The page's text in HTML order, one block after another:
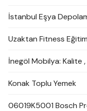
İstanbul Eşya
Uzaktan Fitness
İnegöl Mobilya: Kalite
Konak Toplu Yemek
06019K5001 Bosch